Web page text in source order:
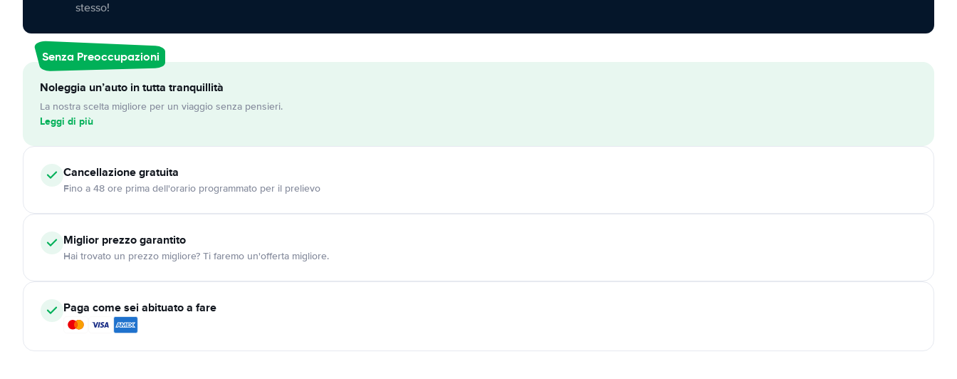
stesso!
Senza Preoccupazioni
Noleggia un’auto in tutta tranquillità
La nostra scelta migliore per un viaggio senza pensieri.
Leggi di più
Cancellazionegratuita
Fino a 48 ore prima dell'orario programmato per il prelievo
Miglior prezzo garantito
Hai trovato un prezzo migliore? Ti faremo un'offerta migliore.
Paga come sei abituato a fare